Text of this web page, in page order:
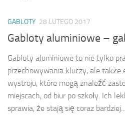
GABLOTY 28 LUTEGO 2017
Gabloty aluminiowe –
Gabloty aluminiowe to nie tylko
przechowywania kluczy, ale
wystroju, które mogą znaleźć
miejscach, od biur po szkoły. Ich
sprawia, że stają się coraz bardziej...